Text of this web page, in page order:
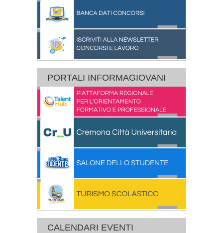
PORTALI INFORMAGIOVANI
CALENDARI EVENTI